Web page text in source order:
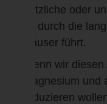
nützliche oder
es durch die
Häuser führt.
Wenn wir
Magnesium
reduzieren